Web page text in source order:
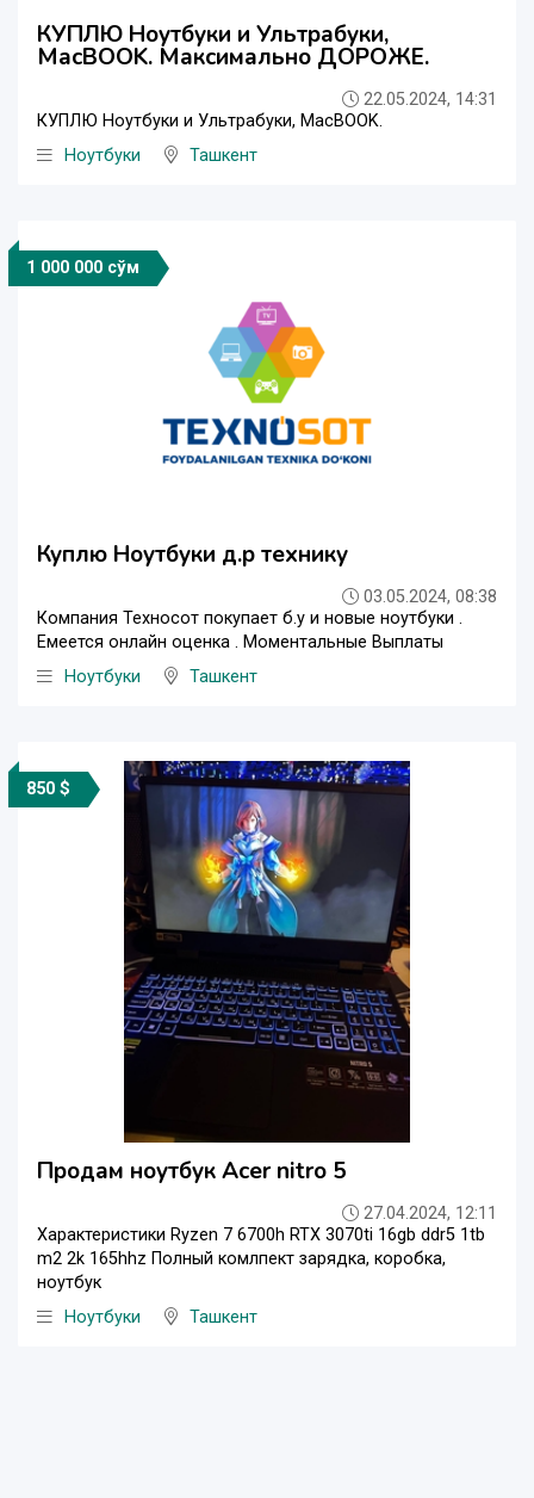
КУПЛЮ Ноутбуки и Ультрабуки,
MacBOOK. Максимально ДОРОЖЕ.
22.05.2024, 14:31
КУПЛЮ Ноутбуки и Ультрабуки, MacBOOK.
Ноутбуки
Ташкент
1 000 000 сўм
Куплю Ноутбуки д.р технику
03.05.2024, 08:38
Компания Техносот покупает б.у и новые ноутбуки .
Емеется онлайн оценка . Моментальные Выплаты
Ноутбуки
Ташкент
850 $
Продам ноутбук Acer nitro 5
27.04.2024, 12:11
Характеристики Ryzen 7 6700h RTX 3070ti 16gb ddr5 1tb
m2 2k 165hhz Полный комлпект зарядка, коробка,
ноутбук
Ноутбуки
Ташкент